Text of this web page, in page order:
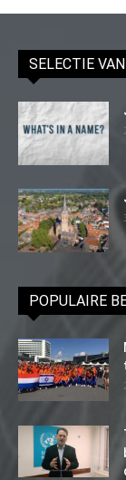
SELECTIE
POPULAIRE